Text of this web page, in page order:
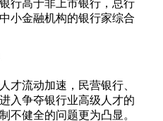
行高于非上市银行，总行
小金融机构的银行家综合
流动加速，民营银行、
入争夺银行业高级人才的
不健全的问题更为凸显。